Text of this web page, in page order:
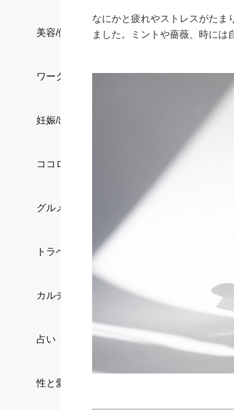
美容/健康
ワークスタイル
妊娠/出産/家族
ココロ/カラダ
グルメ
トラベル
カルチャー/エンタメ
占い
性と愛
なにかと疲れやストレスがたま
ました。ミントや薔薇、時には